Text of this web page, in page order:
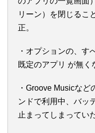
リーン）を閉じるこ
正。
・オプションの、す
既定のアプリ が無く
・Groove Musicな
ンドで利用中、バッ
止まってしまってい